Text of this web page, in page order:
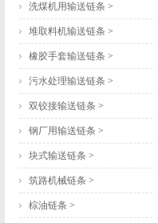
洗煤机用输送链条 >
堆取料机输送链条 >
橡胶手套输送链条 >
污水处理输送链条 >
双铰接输送链条 >
钢厂用输送链条 >
块式输送链条 >
筑路机械链条 >
棕油链条 >